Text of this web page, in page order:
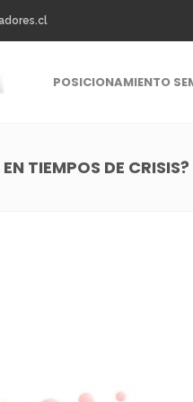
POSICIONAMIENTO
TIEMPOS DE